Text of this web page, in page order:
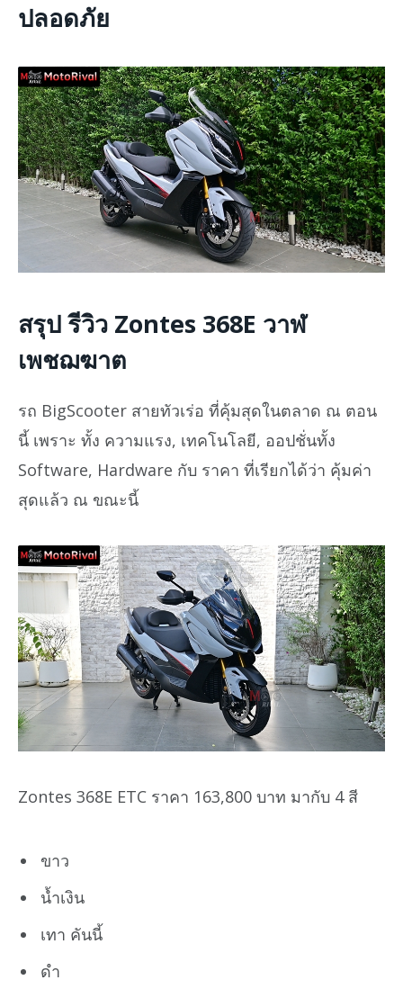
ปลอดภัย
สรุป รีวิว Zontes 368E วาฬ
เพชฌฆาต
รถ BigScooter สายทัวเร่อ ที่คุ้มสุดในตลาด ณ ตอน
นี้ เพราะ ทั้ง ความแรง, เทคโนโลยี, ออปชั่นทั้ง
Software, Hardware กับ ราคา ที่เรียกได้ว่า คุ้มค่า
สุดแล้ว ณ ขณะนี้
Zontes 368E ETC ราคา 163,800 บาท มากับ 4 สี
ขาว
น้ำเงิน
เทา คันนี้
ดำ